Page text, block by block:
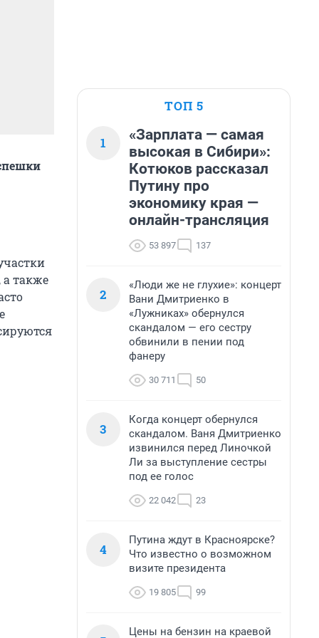
а также
ТОП 5
1
«Зарплата — самая
высокая в Сибири»:
Котюков рассказал
Путину про
экономику края —
онлайн-трансляция
53 897 137
2
«Люди же не глухие»: концерт
Вани Дмитриенко в
«Лужниках» обернулся
скандалом — его сестру
обвинили в пении под
фанеру
30 711 50
3
Когда концерт обернулся
скандалом. Ваня Дмитриенко
извинился перед Линочкой
Ли за выступление сестры
под ее голос
22 042 23
4
Путина ждут в Красноярске?
Что известно о возможном
визите президента
19 805 99
Цены на бензин на краевой